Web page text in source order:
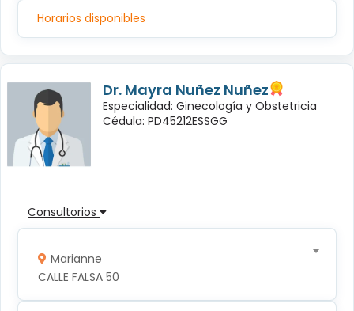
Horarios disponibles
Dr. Mayra Nuñez Nuñez
Especialidad: Ginecología y Obstetricia
Cédula: PD45212ESSGG
Consultorios
Marianne
CALLE FALSA 50